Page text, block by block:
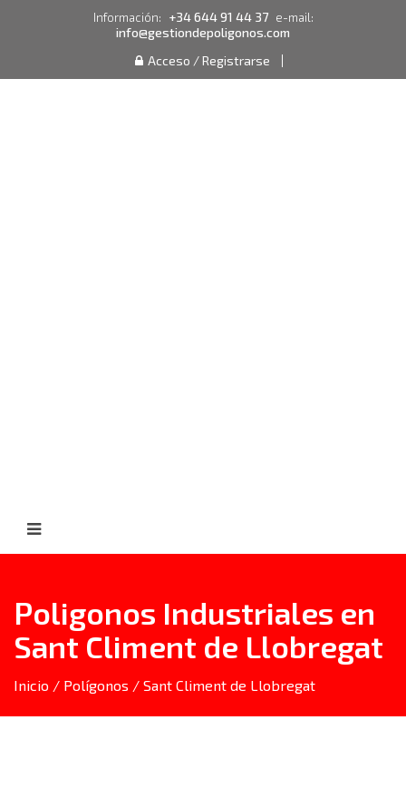
Información: +34 644 91 44 37 e-mail:
info@gestiondepoligonos.com
Acceso / Registrarse
Poligonos Industriales en
Sant Climent de Llobregat
Inicio / Polígonos / Sant Climent de Llobregat